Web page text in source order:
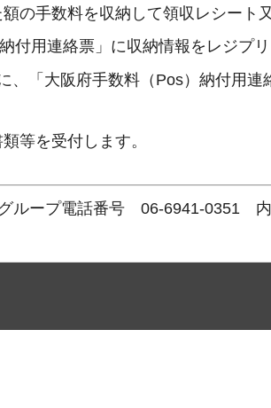
の手数料を収納して領収レシート
用連絡票」に収納情報をレジプリ
、「大阪府手数料（Pos）納付用
等を受付します。
ープ電話番号 06-6941-0351 内